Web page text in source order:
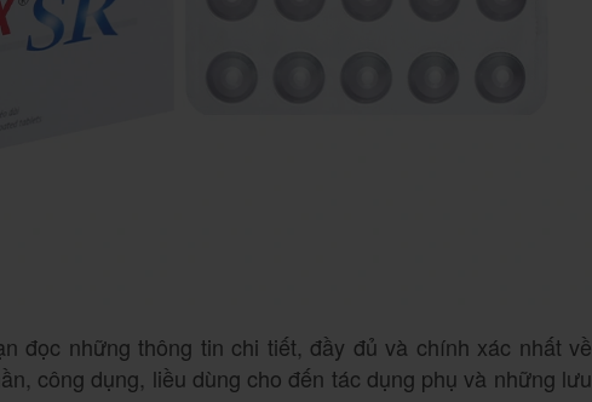
đọc những thông tin chi tiết, đầy đủ và chính xác nhất về
công dụng, liều dùng cho đến tác dụng phụ và những lưu